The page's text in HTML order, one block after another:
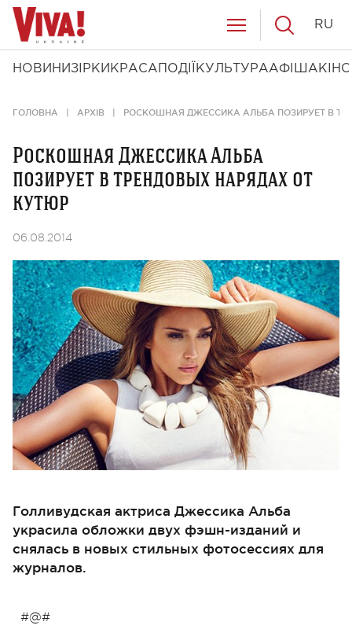
НОВИНИ ЗІРКИ КРАСА ПОДІЇ КУЛЬТУРААФІША КІНО
RU
ГОЛОВНА АРХІВ РОСКОШНАЯ ДЖЕССИКА АЛЬБА ПОЗИРУЕТ В
Роскошная Джессика Альба
позирует в трендовых нарядах от
кутюр
06.08.2014
Голливудская актриса Джессика Альба
украсила обложки двух фэшн-изданий и
снялась в новых стильных фотосессиях для
журналов.
#@#